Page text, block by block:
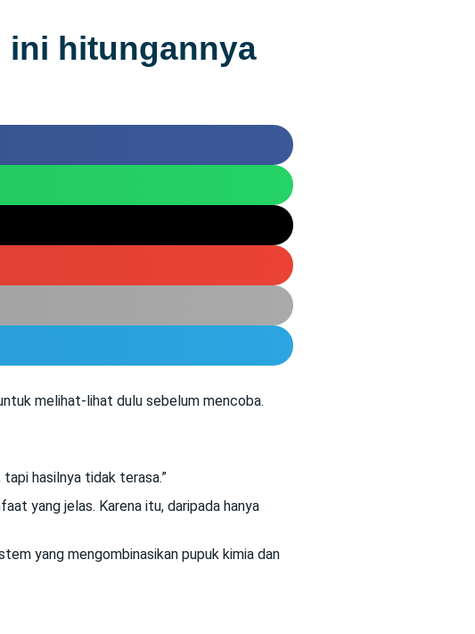
ini hitungannya
melihat-lihat dulu sebelum mencoba.
hasilnya tidak terasa.”
yang jelas. Karena itu, daripada hanya
yang mengombinasikan pupuk kimia dan